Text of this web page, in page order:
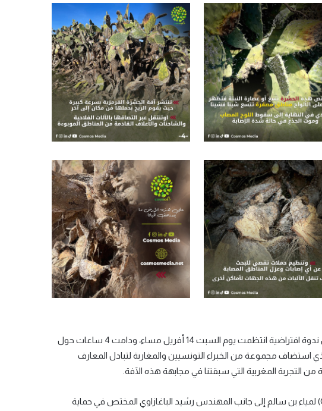
ضمن هذا الوضع تسارعت الجهود لمعرفة سبل المقاومة أو الوقاية. أسئلة طرحتها للنقاش ندوة افتراضية انتظمت يوم السبت 14 أفريل مساء، ودامت 4 ساعات حول
استضاف مجموعة من الخبراء التونسيين والمغاربة لتبادل المعارف
التجربة المغربية التي سبقتنا في مجابهة هذه الآفة.
شارك في هذا اللقاء خبراء من تونس ممثلين في مديرة تنمية الموارد الزراعية والرعوية (OEP) لمياء بن سالم إلى جانب المهندس رشيد الباغازاوي المختص في حماية